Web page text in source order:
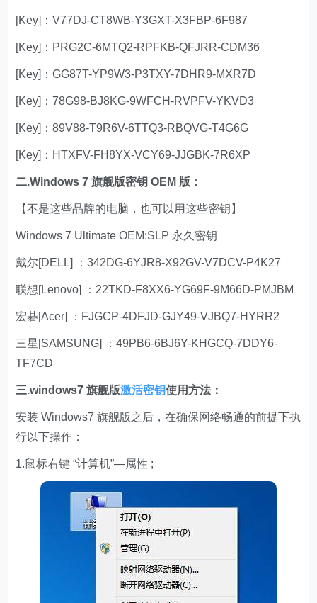
[Key]：V77DJ-CT8WB-Y3GXT-X3FBP-6F987
[Key]：PRG2C-6MTQ2-RPFKB-QFJRR-CDM36
[Key]：GG87T-YP9W3-P3TXY-7DHR9-MXR7D
[Key]：78G98-BJ8KG-9WFCH-RVPFV-YKVD3
[Key]：89V88-T9R6V-6TTQ3-RBQVG-T4G6G
[Key]：HTXFV-FH8YX-VCY69-JJGBK-7R6XP
二.Windows 7 旗舰版密钥 OEM 版：
【不是这些品牌的电脑，也可以用这些密钥】
Windows 7 Ultimate OEM:SLP 永久密钥
戴尔[DELL] ：342DG-6YJR8-X92GV-V7DCV-P4K27
联想[Lenovo] ：22TKD-F8XX6-YG69F-9M66D-PMJBM
宏碁[Acer] ：FJGCP-4DFJD-GJY49-VJBQ7-HYRR2
三星[SAMSUNG] ：49PB6-6BJ6Y-KHGCQ-7DDY6-
TF7CD
三.windows7 旗舰版激活密钥使用方法：
安装 Windows7 旗舰版之后，在确保网络畅通的前提下执
行以下操作：
1.鼠标右键 “计算机”—属性 ;